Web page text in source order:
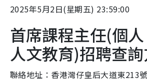
2025年5月2日(星期五) 23:59:00
首席課程主任(個
人文教育)招聘查
聯絡地址：香港灣仔皇后大道東213